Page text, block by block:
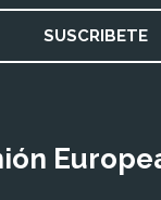
SUSCRIBETE